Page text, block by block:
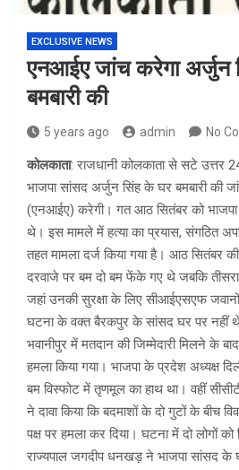
EXCLUSIVE NEWS
एनआईए जांच करेगा अर्जुन
बमबारी की
5 years ago admin No
कोलकाता: राजधानी कोलकाता से सटे उत्तर
भाजपा सांसद अर्जुन सिंह के घर बमबारी की
(एनआईए) करेगी। गत आठ सितंबर को
थे। इस मामले में हत्या का प्रयास, संगठित
तहत मामला दर्ज किया गया है। आठ सितंबर
दरवाजे पर बम दो बम फेंके गए थे जबकि
जहां उनकी सुरक्षा के लिए सीआईएसएफ जवानों
घटना के वक्त बैरकपुर के सांसद घर पर नहीं
भवानीपुर में मतदान की जिम्मेदारी मिलने के
हमला किया गया। भाजपा के प्रदेश अध्यक्ष
बम विस्फोट में तृणमूल का हाथ था। वहीं
ने दावा किया कि बदमाशों के दो गुटों के बीच
पक्ष पर हमला कर दिया। घटना में दो लोगों को
राज्यपाल जगदीप धनखड़ ने भाजपा सांसद के